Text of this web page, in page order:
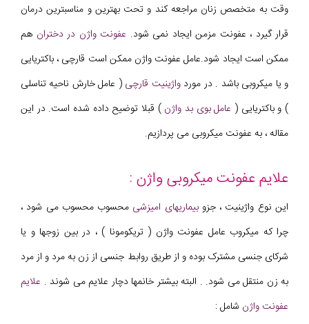
وقت به متخصص زنان مراجعه کند و تحت بهترین و مناسبترین درمان
قرار گیرد ، عفونت مزمن ایجاد نمی شود. عفونت واژن در دختران هم
ممکن است ایجاد شود.عامل عفونت واژن ممکن است قارچی ، باکتریایی
و یا میکروبی باشد . در موردواژینیت قارچی ( عامل خارش ناحیه تناسلی
) و باکتریایی ( عامل بوی بد واژن) قبلا توضیح داده شده است. در این
مقاله ، به عفونت میکروبی می پردازیم.
علایم عفونت میکروبی واژن :
این نوع واژینیت ، جزوبیماریهای امیزشی محسوب محسوب می شود ،
چرا که میکروب عامل عفونت واژن ( تریکومونا ) ، در بین زوجها و یا
شرکای جنسی مشترک بوده و از طریق روابط جنسی از زن به مرد و از مرد
به زن منتقل می شود. . البته بیشتر خانمها دچار علایم می شوند . علایم
عفونت واژن شامل :